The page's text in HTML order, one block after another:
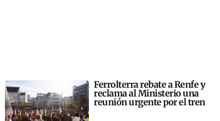
Ferrolterra rebate a Renfe y
reclama al Ministerio una
reunión urgente por el tren